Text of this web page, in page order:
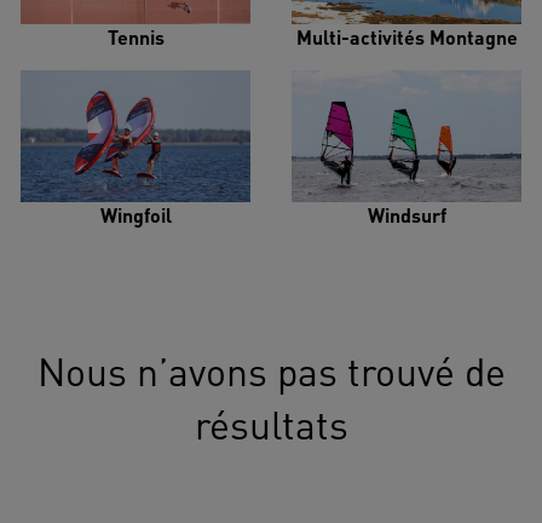
Tennis Multi-activités Montagne
Wingfoil Windsurf
Nous n’avons pas trouvé de
résultats